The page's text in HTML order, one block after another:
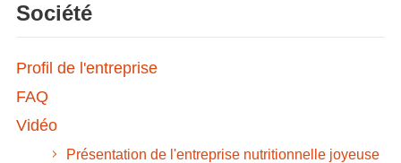
Société
Profil de l'entreprise
FAQ
Vidéo
Présentation de l'entreprise nutritionnelle joyeuse